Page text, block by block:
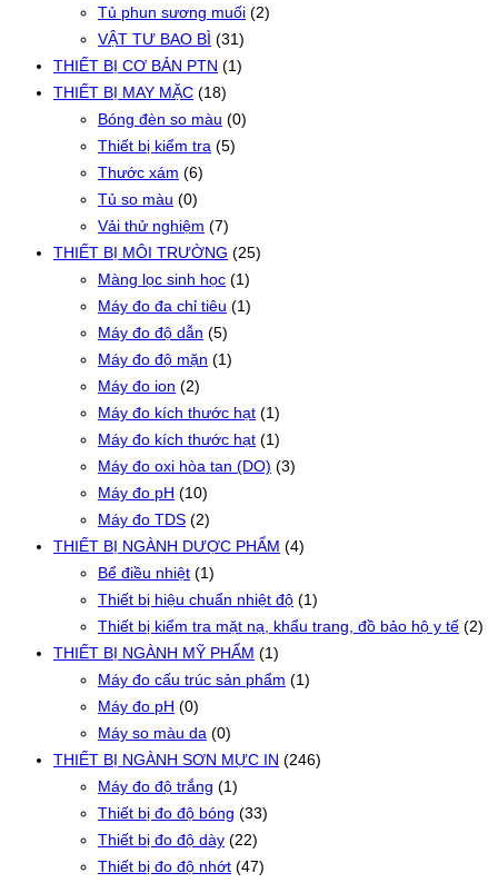
Tủ phun sương muối (2)
VẬT TƯ BAO BÌ (31)
THIẾT BỊ CƠ BẢN PTN (1)
THIẾT BỊ MAY MẶC (18)
Bóng đèn so màu (0)
Thiết bị kiểm tra (5)
Thước xám (6)
Tủ so màu (0)
Vải thử nghiệm (7)
THIẾT BỊ MÔI TRƯỜNG (25)
Màng lọc sinh học (1)
Máy đo đa chỉ tiêu (1)
Máy đo độ dẫn (5)
Máy đo độ mặn (1)
Máy đo ion (2)
Máy đo kích thước hạt (1)
Máy đo kích thước hạt (1)
Máy đo oxi hòa tan (DO) (3)
Máy đo pH (10)
Máy đo TDS (2)
THIẾT BỊ NGÀNH DƯỢC PHẨM (4)
Bể điều nhiệt (1)
Thiết bị hiệu chuẩn nhiệt độ (1)
Thiết bị kiểm tra mặt nạ, khẩu trang, đồ bảo hộ y tế (2)
THIẾT BỊ NGÀNH MỸ PHẨM (1)
Máy đo cấu trúc sản phẩm (1)
Máy đo pH (0)
Máy so màu da (0)
THIẾT BỊ NGÀNH SƠN MỰC IN (246)
Máy đo độ trắng (1)
Thiết bị đo độ bóng (33)
Thiết bị đo độ dày (22)
Thiết bị đo độ nhớt (47)